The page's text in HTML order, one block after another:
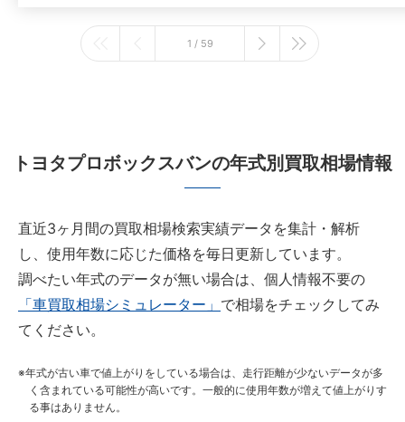
1 / 59
トヨタプロボックスバンの年式別買取相場情報
直近3ヶ月間の買取相場検索実績データを集計・解析
し、使用年数に応じた価格を毎日更新しています。
調べたい年式のデータが無い場合は、個人情報不要の
「車買取相場シミュレーター」 で相場をチェックしてみ
てください。
年式が古い車で値上がりをしている場合は、走行距離が少ないデータが多
く含まれている可能性が高いです。一般的に使用年数が増えて値上がりす
る事はありません。